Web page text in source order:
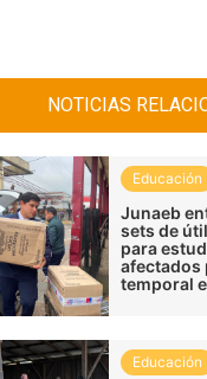
NOTICIAS
Educación
Junaeb
sets de
para
afectados
temporal
Educación